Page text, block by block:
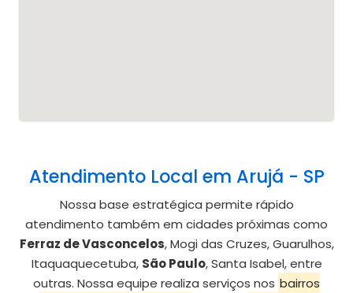
Atendimento Local em Arujá - SP
Nossa base estratégica permite rápido
atendimento também em cidades próximas como
Ferraz de Vasconcelos, Mogi das Cruzes, Guarulhos,
Itaquaquecetuba, São Paulo, Santa Isabel, entre
outras. Nossa equipe realiza serviços nos bairros